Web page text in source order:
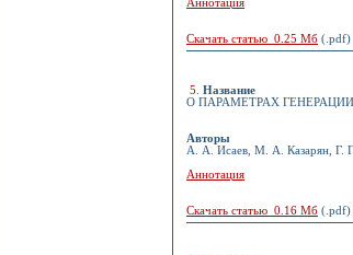
Аннотация
Скачать статью 0.25 Мб (.pdf)
5
Название
О ПАРАМЕТРАХ
Авторы
А. А. Исаев, М. А. Казарян, Г.
Аннотация
Скачать статью 0.16 Мб (.pdf)